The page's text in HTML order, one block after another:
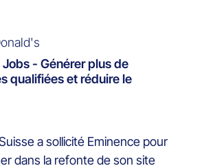
Jobs - Générer plus de
qualifiées et réduire le
a sollicité Eminence pour
dans la refonte de son site